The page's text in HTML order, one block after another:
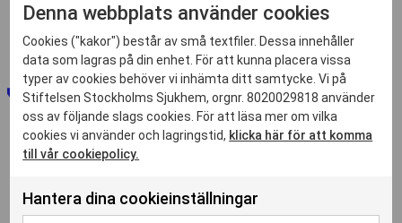
Denna webbplats använder cookies
Cookies ("kakor") består av små textfiler. Dessa innehåller
data som lagras på din enhet. För att kunna placera vissa
typer av cookies behöver vi inhämta ditt samtycke. Vi på
Stiftelsen Stockholms Sjukhem, orgnr. 8020029818 använder
oss av följande slags cookies. För att läsa mer om vilka
cookies vi använder och lagringstid, klicka här för att komma
till vår cookiepolicy.
Hantera dina cookieinställningar